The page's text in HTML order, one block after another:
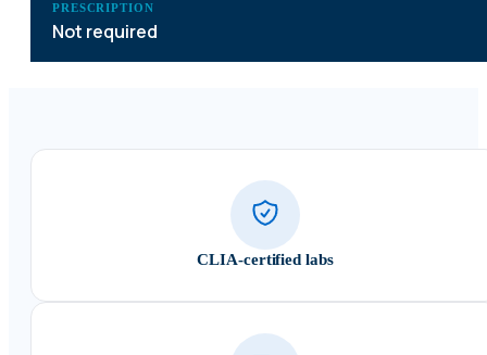
PRESCRIPTION
Not required
CLIA-certified labs